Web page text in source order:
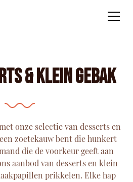
& klein gebak
onze selectie van desserts en
zoetekauw bent die hunkert
die de voorkeur geeft aan
aanbod van desserts en klein
prikkelen. Elke hap